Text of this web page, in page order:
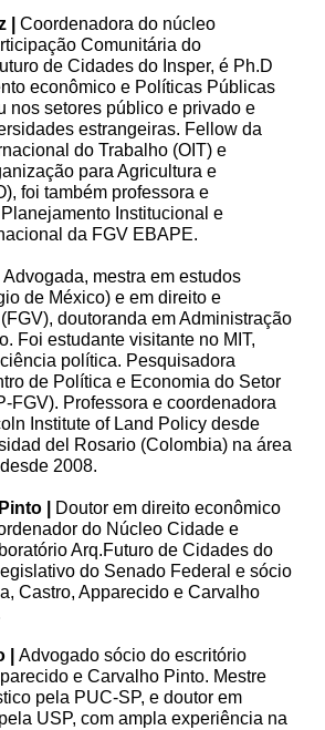
| Coordenadora do núcleo
Comunitária do
de Cidades do Insper, é Ph.D
econômico e Políticas Públicas
nos setores público e privado e
estrangeiras. Fellow da
do Trabalho (OIT) e
para Agricultura e
foi também professora e
Institucional e
da FGV EBAPE.
Advogada, mestra em estudos
de México) e em direito e
doutoranda em Administração
Foi estudante visitante no MIT,
política. Pesquisadora
de Política e Economia do Setor
FGV). Professora e coordenadora
Institute of Land Policy desde
del Rosario (Colombia) na área
2008.
|
Doutor em direito econômico
do Núcleo Cidade e
Arq.Futuro de Cidades do
do Senado Federal e sócio
Castro, Apparecido e Carvalho
| Advogado sócio do escritório
e Carvalho Pinto. Mestre
pela PUC-SP, e doutor em
USP, com ampla experiência na